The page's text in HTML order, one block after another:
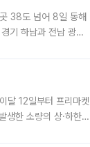
38도 넘어 8일 동해
기 하남과 전남 광양
달 12일부터 프리마켓
생한 소량의 상·하한